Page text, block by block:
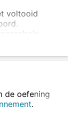
voltooid
.
.
de oefening
.